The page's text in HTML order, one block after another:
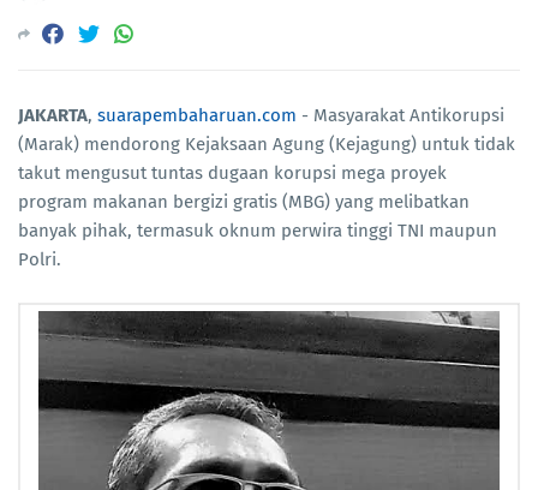
JAKARTA, suarapembaharuan.com - Masyarakat Antikorupsi
(Marak) mendorong Kejaksaan Agung (Kejagung) untuk tidak
takut mengusut tuntas dugaan korupsi mega proyek
program makanan bergizi gratis (MBG) yang melibatkan
banyak pihak, termasuk oknum perwira tinggi TNI maupun
Polri.